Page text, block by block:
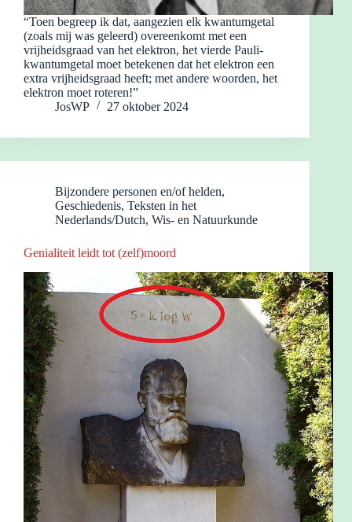
“Toen begreep ik dat, aangezien elk kwantumgetal
(zoals mij was geleerd) overeenkomt met een
vrijheidsgraad van het elektron, het vierde Pauli-
kwantumgetal moet betekenen dat het elektron een
extra vrijheidsgraad heeft; met andere woorden, het
elektron moet roteren!”
JosWP
27 oktober 2024
Bijzondere personen en/of helden,
Geschiedenis, Teksten in het
Nederlands/Dutch, Wis- en Natuurkunde
Genialiteit leidt tot (zelf)moord